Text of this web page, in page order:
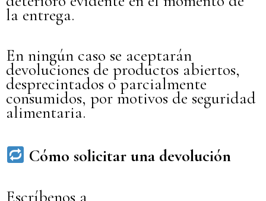
la entrega.
En ningún caso se aceptarán
devoluciones de productos abiertos,
desprecintados o parcialmente
consumidos, por motivos de seguridad
alimentaria.
Cómo solicitar una devolución
Escríbenos a